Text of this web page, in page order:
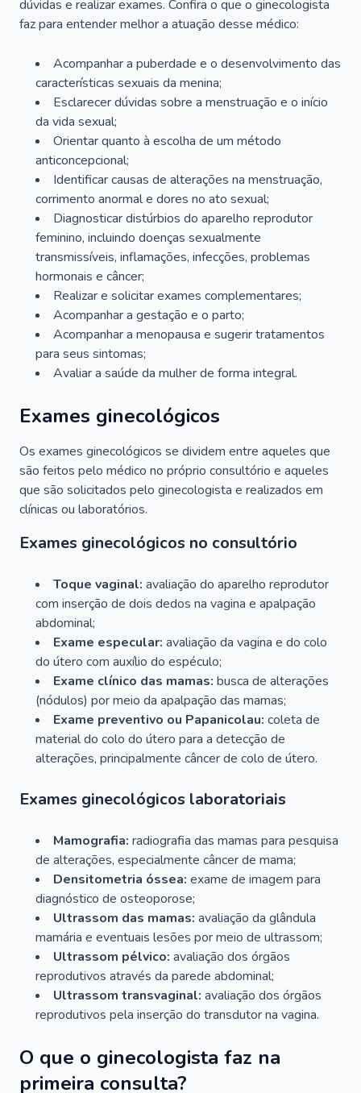
dúvidas e realizar exames. Confira o que o ginecologista
faz para entender melhor a atuação desse médico:
Acompanhar a puberdade e o desenvolvimento das
características sexuais da menina;
Esclarecer dúvidas sobre a menstruação e o início
da vida sexual;
Orientar quanto à escolha de um método
anticoncepcional;
Identificar causas de alterações na menstruação,
corrimento anormal e dores no ato sexual;
Diagnosticar distúrbios do aparelho reprodutor
feminino, incluindo doenças sexualmente
transmissíveis, inflamações, infecções, problemas
hormonais e câncer;
Realizar e solicitar exames complementares;
Acompanhar a gestação e o parto;
Acompanhar a menopausa e sugerir tratamentos
para seus sintomas;
Avaliar a saúde da mulher de forma integral.
Exames ginecológicos
Os exames ginecológicos se dividem entre aqueles que
são feitos pelo médico no próprio consultório e aqueles
que são solicitados pelo ginecologista e realizados em
clínicas ou laboratórios.
Exames ginecológicos no consultório
Toque vaginal: avaliação do aparelho reprodutor
com inserção de dois dedos na vagina e apalpação
abdominal;
Exame especular: avaliação da vagina e do colo
do útero com auxílio do espéculo;
Exame clínico das mamas: busca de alterações
(nódulos) por meio da apalpação das mamas;
Exame preventivo ou Papanicolau: coleta de
material do colo do útero para a detecção de
alterações, principalmente câncer de colo de útero.
Exames ginecológicos laboratoriais
Mamografia: radiografia das mamas para pesquisa
de alterações, especialmente câncer de mama;
Densitometria óssea: exame de imagem para
diagnóstico de osteoporose;
Ultrassom das mamas: avaliação da glândula
mamária e eventuais lesões por meio de ultrassom;
Ultrassom pélvico: avaliação dos órgãos
reprodutivos através da parede abdominal;
Ultrassom transvaginal: avaliação dos órgãos
reprodutivos pela inserção do transdutor na vagina.
O que o ginecologista faz na
primeira consulta?